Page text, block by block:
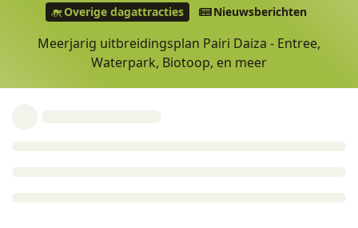
Overige dagattracties Nieuwsberichten
Meerjarig uitbreidingsplan Pairi Daiza - Entree,
Waterpark, Biotoop, en meer